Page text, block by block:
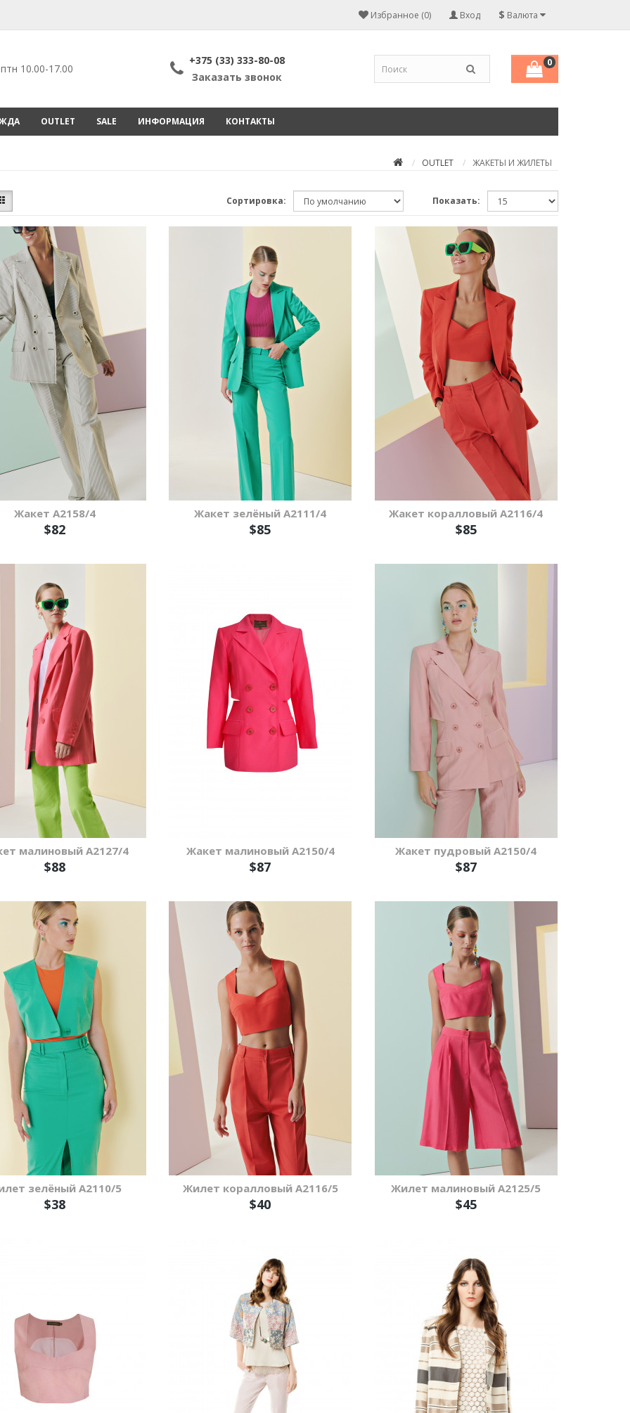
$ Валюта
Вход
Избранное (0)
10.00-17.00
+375 (33) 333-80-08
Заказать звонок
0
OUTLET SALE ИНФОРМАЦИЯ КОНТАКТЫ
OUTLET ЖАКЕТЫ И ЖИЛЕТЫ
Сортировка: Показать:
Жакет А2158/4
$82
Жакет зелёный А2111/4
$85
Жакет коралловый А2116/4
$85
малиновый А2127/4
$88
Жакет малиновый А2150/4
$87
Жакет пудровый А2150/4
$87
зелёный А2110/5
$38
Жилет коралловый А2116/5
$40
Жилет малиновый А2125/5
$45